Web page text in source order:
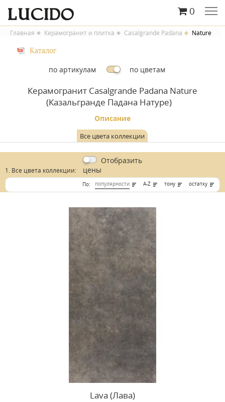
0
Главная Керамогранит и плитка Casalgrande Padana Nature
Каталог
по артикулам по цветам
Керамогранит Casalgrande Padana Nature
(Казальгранде Падана Натуре)
Описание
Все цвета коллекции
1. Все цвета коллекции:
Отобразить
цены
По: популярности A-Z тону остатку
Lava (Лава)